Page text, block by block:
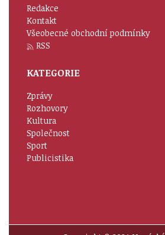
Redakce
Kontakt
Všeobecné obchodní podmínky
RSS
KATEGORIE
Zprávy
Rozhovory
Kultura
Společnost
Sport
Publicistika